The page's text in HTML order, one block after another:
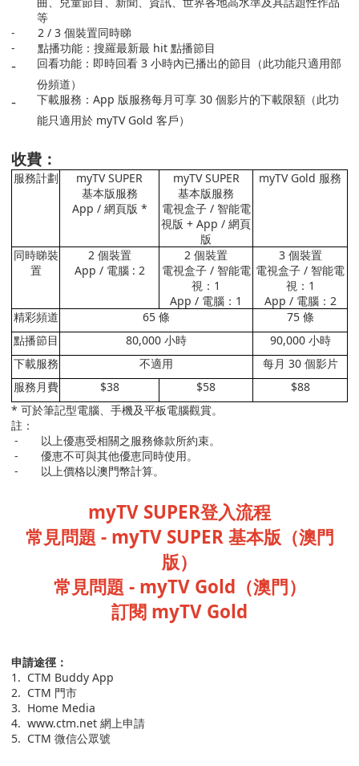
等
-
2 / 3 個裝置同時睇
-
點播功能：搜羅最新最 hit 點播節目
- 回看功能：即時回看 3 小時內已播出的節目（此功能只適用部
份頻道）
- 下載服務： App 版服務每月可享 30 個影片的下載限額（此功
能只適用於 myTV Gold 客戶）
收費：
服務計劃
myTV SUPER
基本版服務
App / 網頁版 *
myTV SUPER
基本版服務
電視盒子 / 智能電
視版 + App / 網頁
版
myTV Gold 服務
同時睇裝
置
2 個裝置
App / 電腦: 2
2 個裝置
電視盒子 / 智能電
視： 1
App / 電腦： 1
3 個裝置
電視盒子 / 智能電
視： 1
App / 電腦： 2
精彩頻道
65 條 75 條
點播節目
80,000 小時 90,000 小時
下載服務
不適用 每月 30 個影片
服務月費
$38 $58
$88
* 可於筆記型電腦、手機及平板電腦觀賞。
註：
-
以上優惠受相關之服務條款所約束。
-
優恵不可與其他優恵同時使用。
-
以上價格以澳門幣計算。
myTV SUPER登入流程
常見問題 - myTV SUPER基本版（澳門
版）
常見問題 - myTV Gold （澳門）
訂閱 myTV Gold
申請途徑：
1. CTM Buddy App
2. CTM 門市
3. Home Media
4. www.ctm.net 網上申請
5. CTM 微信公眾號